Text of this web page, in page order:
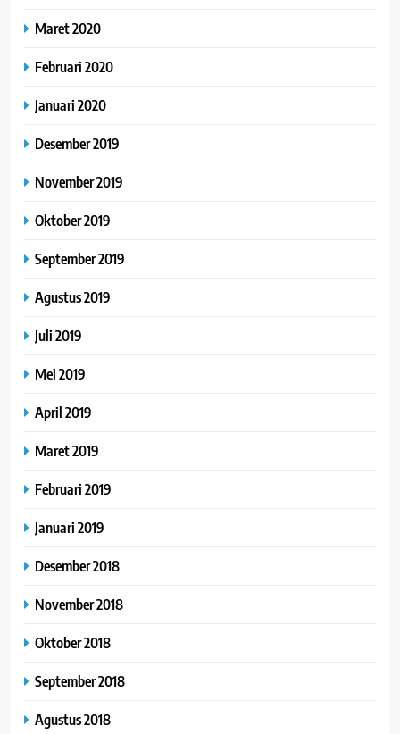
Maret 2020
Februari 2020
Januari 2020
Desember 2019
November 2019
Oktober 2019
September 2019
Agustus 2019
Juli 2019
Mei 2019
April 2019
Maret 2019
Februari 2019
Januari 2019
Desember 2018
November 2018
Oktober 2018
September 2018
Agustus 2018